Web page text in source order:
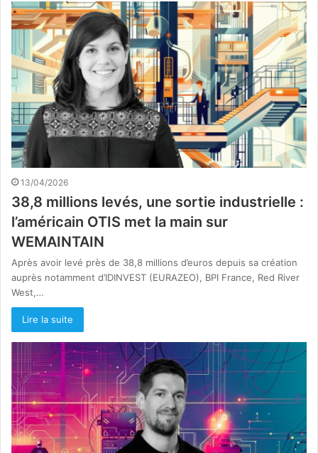
13/04/2026
38,8 millions levés, une sortie industrielle :
l’américain OTIS met la main sur
WEMAINTAIN
Après avoir levé près de 38,8 millions d’euros depuis sa création
auprès notamment d’IDINVEST (EURAZEO), BPI France, Red River
West,…
Lire la suite